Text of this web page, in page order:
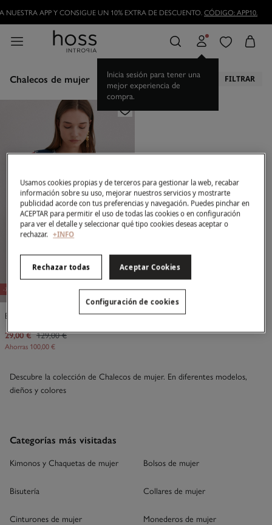
NUESTRA APP Y CONSIGUE UN 10% EXTRA DE DESCUENTO.CÓDIGO: APP10.
Inicia sesión para tener una
mejor experiencia de
compra.
Chalecos de mujer FILTRAR
-78%
Edurne. Chaleco denim
29,00 € 129,00 €
Ahorras 100,00 €
Descubre la colección de Chalecos de mujer. En diferentes modelos,
dieños y colores
Categorías más visitadas
Kimonos y Chaquetas de mujer
Bisutería
Cinturones de mujer
Bolsos de mujer
Collares de mujer
Monederos de mujer
Usamos cookies propias y de terceros para gestionar la web, recabar
información sobre su uso, mejorar nuestros servicios y mostrarte
publicidad acorde con tus preferencias y navegación. Puedes pinchar en
ACEPTAR para permitir el uso de todas las cookies o en configuración
para ver el detalle y seleccionar qué tipo cookies deseas aceptar o
rechazar. +INFO
Rechazar todas Aceptar Cookies
Configuración de cookies